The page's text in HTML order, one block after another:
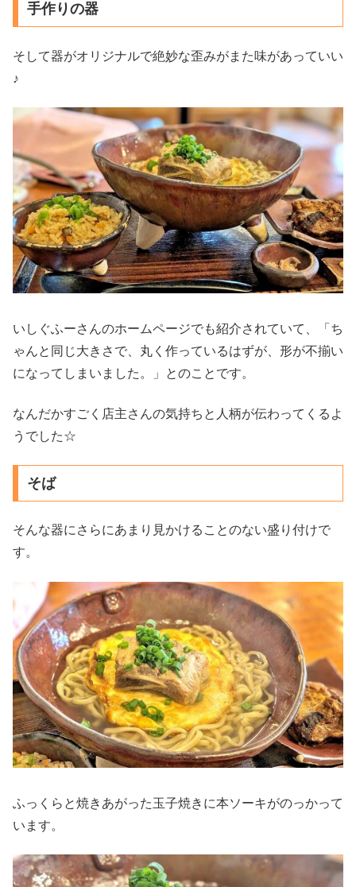
手作りの器
そして器がオリジナルで絶妙な歪みがまた味があっていい
♪
いしぐふーさんのホームページでも紹介されていて、「ち
ゃんと同じ大きさで、丸く作っているはずが、形が不揃い
になってしまいました。」とのことです。
なんだかすごく店主さんの気持ちと人柄が伝わってくるよ
うでした☆
そば
そんな器にさらにあまり見かけることのない盛り付けで
す。
ふっくらと焼きあがった玉子焼きに本ソーキがのっかって
います。